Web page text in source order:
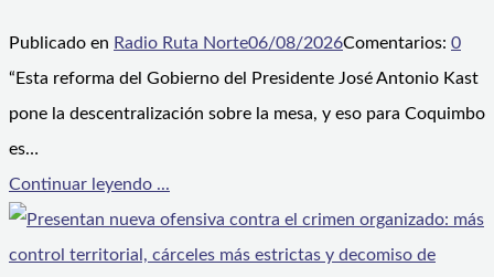
Publicado en Radio Ruta Norte06/08/2026Comentarios: 0
“Esta reforma del Gobierno del Presidente José Antonio Kast
pone la descentralización sobre la mesa, y eso para Coquimbo
es…
Continuar leyendo ...